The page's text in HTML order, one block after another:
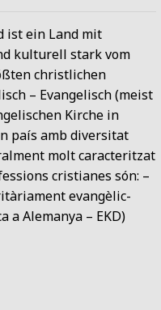
ist ein Land mit
kulturell stark vom
christlichen
– Evangelisch (meist
Kirche in
país amb diversitat
molt caracteritzat
cristianes són: –
evangèlic-
a Alemanya – EKD)